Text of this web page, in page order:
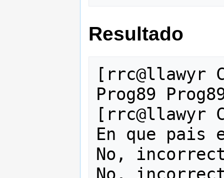
Resultado
[rrc@llawyr
Prog89
[rrc@llawyr
En que
No,
No,